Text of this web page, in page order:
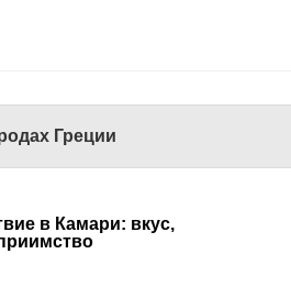
Греции
в Камари: вкус,